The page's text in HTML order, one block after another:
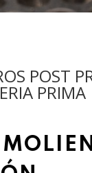
POST
PRIMA